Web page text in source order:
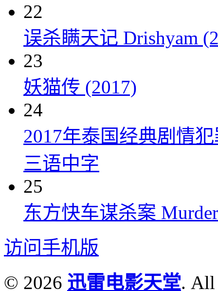
22
误杀瞒天记 Drishyam
23
妖猫传 (2017)
24
2017年泰国经典剧情
三语中字
25
东方快车谋杀案
访问手机版
© 2026 迅雷电影天堂. All